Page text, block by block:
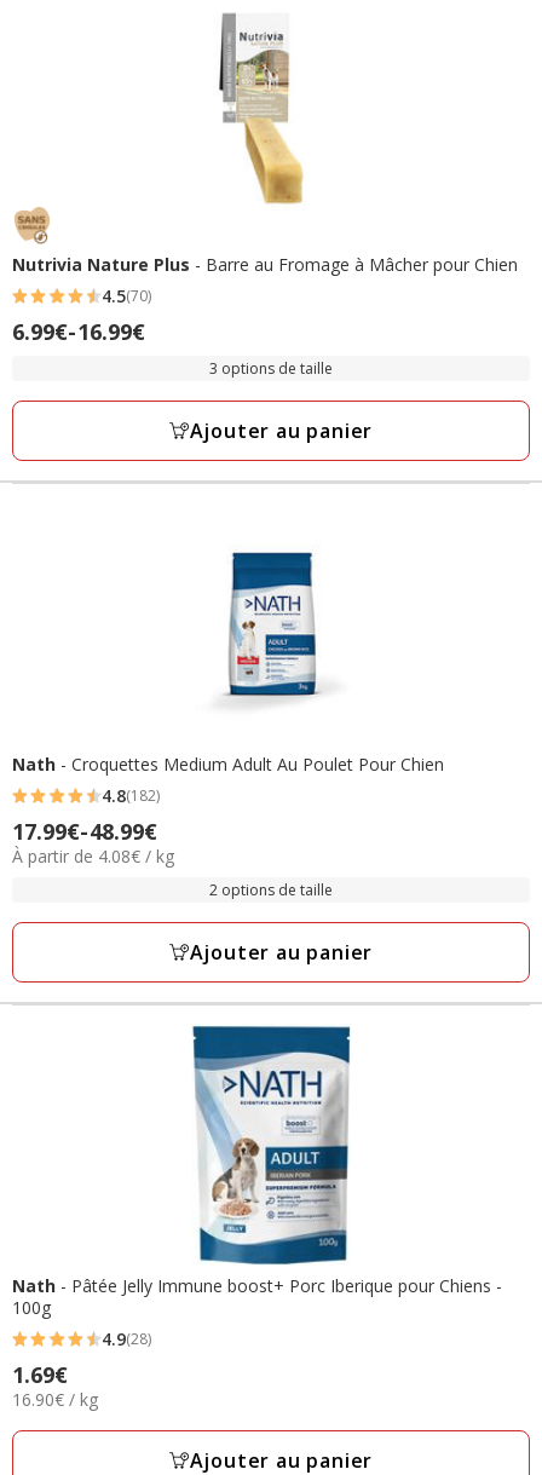
Nutrivia Nature Plus - Barre au Fromage à Mâcher pour Chien
4.5
étoiles
70
4.5(70)
Prix
à
16.99€
6.99€-16.99€
3 options de taille
Ajouter au panier
Nath - Croquettes Medium Adult Au Poulet Pour Chien
4.8
étoiles
avec
avis
4.8(182)
Prix
de
à
17.99€-48.99€
4.08€
À partir de 4.08€ / kg
2 options de taille
Ajouter au panier
Nath - Pâtée Jelly Immune boost+ Porc Iberique pour Chiens -
100g
4.9
étoiles
avec
28
4.9(28)
Prix
1.69€
1.69€
16.90€
Kg
16.90€ / kg
Ajouter au panier